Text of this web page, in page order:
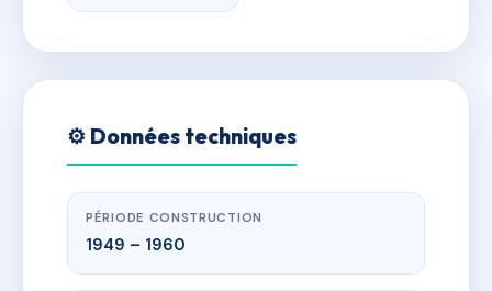
⚙️ Données techniques
PÉRIODE CONSTRUCTION
1949 – 1960